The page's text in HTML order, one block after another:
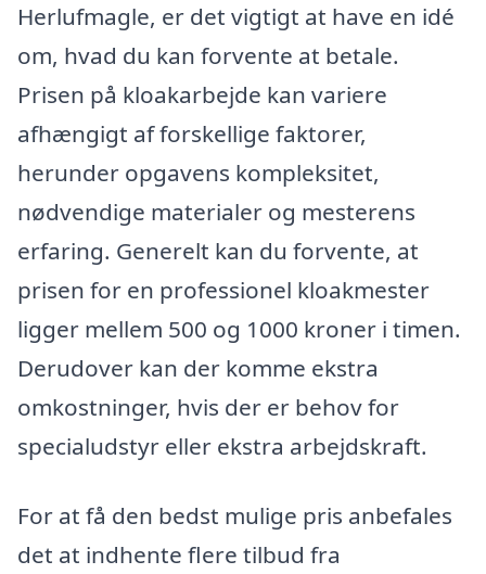
Herlufmagle, er det vigtigt at have en idé
om, hvad du kan forvente at betale.
Prisen på kloakarbejde kan variere
afhængigt af forskellige faktorer,
herunder opgavens kompleksitet,
nødvendige materialer og mesterens
erfaring. Generelt kan du forvente, at
prisen for en professionel kloakmester
ligger mellem 500 og 1000 kroner i timen.
Derudover kan der komme ekstra
omkostninger, hvis der er behov for
specialudstyr eller ekstra arbejdskraft.
For at få den bedst mulige pris anbefales
det at indhente flere tilbud fra